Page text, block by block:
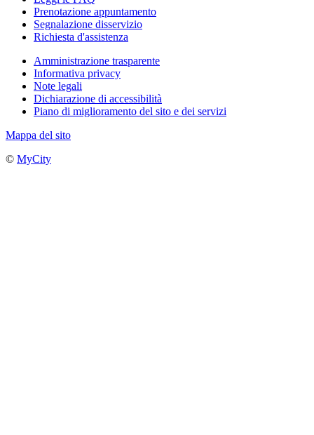
Prenotazione appuntamento
Segnalazione disservizio
Richiesta d'assistenza
Amministrazione trasparente
Informativa privacy
Note legali
Dichiarazione di accessibilità
Piano di miglioramento del sito e dei servizi
Mappa del sito
© MyCity